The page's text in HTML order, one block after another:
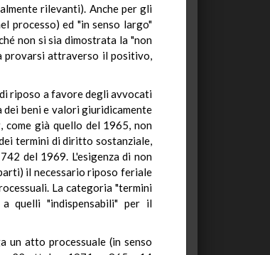
rilevanti). Anche per gli
processo) ed "in senso largo"
non si sia dimostrata la "non
provarsi attraverso il positivo,
riposo a favore degli avvocati
beni e valori giuridicamente
già quello del 1965, non
termini di diritto sostanziale,
del 1969. L'esigenza di non
il necessario riposo feriale
La categoria "termini
quelli "indispensabili" per il
un atto processuale (in senso